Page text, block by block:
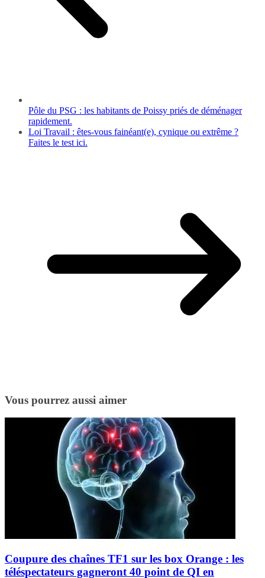
Pôle du PSG : les habitants de Poissy priés de déménager
rapidement.
Loi Travail : êtes-vous fainéant(e), cynique ou extrême ?
Faites le test ici.
Vous pourrez aussi aimer
Coupure des chaînes TF1 sur les box Orange : les
téléspectateurs gagneront 40 point de QI en